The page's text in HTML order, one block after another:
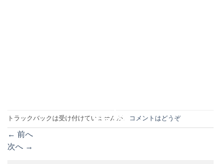
トラックバックは受け付けていませんが、 コメントはどうぞ
← 前へ
次へ →